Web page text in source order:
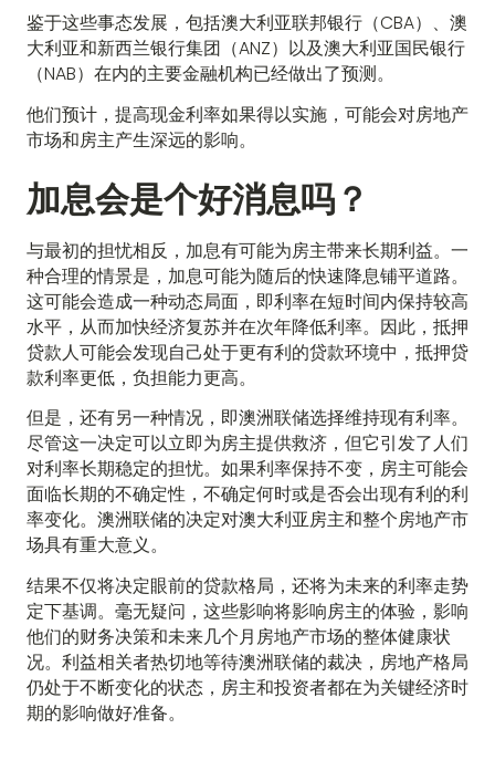
鉴于这些事态发展，包括澳大利亚联邦银行（CBA）、澳
大利亚和新西兰银行集团（ANZ）以及澳大利亚国民银行
（NAB）在内的主要金融机构已经做出了预测。
他们预计，提高现金利率如果得以实施，可能会对房地产
市场和房主产生深远的影响。
加息会是个好消息吗？
与最初的担忧相反，加息有可能为房主带来长期利益。一
种合理的情景是，加息可能为随后的快速降息铺平道路。
这可能会造成一种动态局面，即利率在短时间内保持较高
水平，从而加快经济复苏并在次年降低利率。因此，抵押
贷款人可能会发现自己处于更有利的贷款环境中，抵押贷
款利率更低，负担能力更高。
但是，还有另一种情况，即澳洲联储选择维持现有利率。
尽管这一决定可以立即为房主提供救济，但它引发了人们
对利率长期稳定的担忧。如果利率保持不变，房主可能会
面临长期的不确定性，不确定何时或是否会出现有利的利
率变化。澳洲联储的决定对澳大利亚房主和整个房地产市
场具有重大意义。
结果不仅将决定眼前的贷款格局，还将为未来的利率走势
定下基调。毫无疑问，这些影响将影响房主的体验，影响
他们的财务决策和未来几个月房地产市场的整体健康状
况。利益相关者热切地等待澳洲联储的裁决，房地产格局
仍处于不断变化的状态，房主和投资者都在为关键经济时
期的影响做好准备。